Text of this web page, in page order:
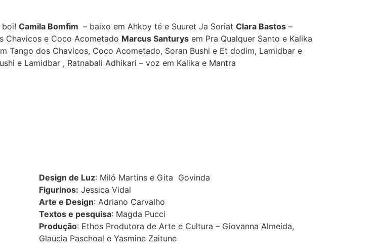
boi! Camila Bomfim – baixo em Ahkoy té e Suuret Ja Soriat Clara Bastos –
Chavicos e Coco Acometado Marcus Santurys em Pra Qualquer Santo e Kalika
Tango dos Chavicos, Coco Acometado, Soran Bushi e Et dodim, Lamidbar e
e Lamidbar , Ratnabali Adhikari – voz em Kalika e Mantra
Design de Luz: Miló Martins e Gita Govinda
Figurinos: Jessica Vidal
Arte e Design: Adriano Carvalho
Textos e pesquisa: Magda Pucci
Produção: Ethos Produtora de Arte e Cultura – Giovanna Almeida,
Glaucia Paschoal e Yasmine Zaitune